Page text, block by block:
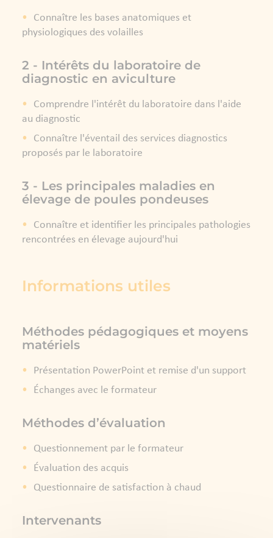
Connaître les bases anatomiques et
physiologiques des volailles
2 - Intérêts du laboratoire de
diagnostic en aviculture
Comprendre l'intérêt du laboratoire dans l'aide
au diagnostic
Connaître l'éventail des services diagnostics
proposés par le laboratoire
3 - Les principales maladies en
élevage de poules pondeuses
Connaître et identifier les principales pathologies
rencontrées en élevage aujourd'hui
Informations utiles
Méthodes pédagogiques et moyens
matériels
Présentation PowerPoint et remise d'un support
Échanges avec le formateur
Méthodes d’évaluation
Questionnement par le formateur
Évaluation des acquis
Questionnaire de satisfaction à chaud
Intervenants